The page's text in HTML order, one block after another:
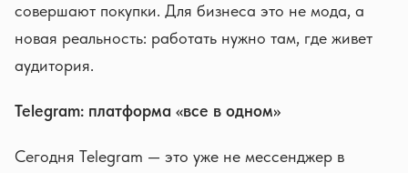
совершают покупки. Для бизнеса это не мода, а
новая реальность: работать нужно там, где живет
аудитория.
Telegram: платформа «все в одном»
Сегодня Telegram — это уже не мессенджер в